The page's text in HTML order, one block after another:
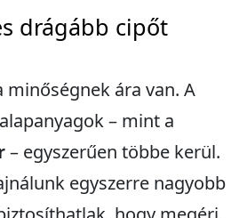
drágább cipőt
minőségnek ára van. A
– mint a
– egyszerűen többe kerül.
egyszerre nagyobb